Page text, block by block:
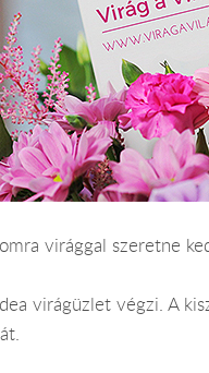
virággal szeretne
virágüzlet végzi. A